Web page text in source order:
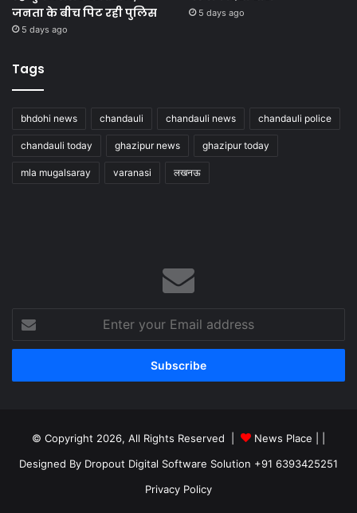
जनता के बीच पिट रही पुलिस
5 days ago
5 days ago
Tags
bhdohi news chandauli chandauli news chandauli police
chandauli today ghazipur news ghazipur today
mla mugalsaray varanasi लखनऊ
your
Email
© Copyright 2026, All Rights Reserved | News Place |
Designed By Dropout Digital Software Solution +91 6393425251
Privacy Policy